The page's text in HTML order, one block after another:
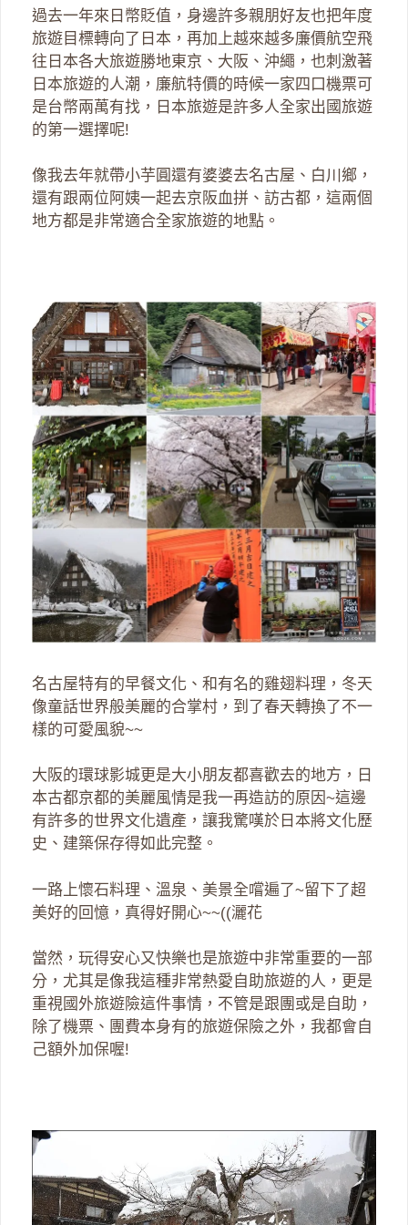
過去一年來日幣貶值，身邊許多親朋好友也把年度
旅遊目標轉向了日本，再加上越來越多廉價航空飛
往日本各大旅遊勝地東京、大阪、沖繩，也刺激著
日本旅遊的人潮，廉航特價的時候一家四口機票可
是台幣兩萬有找，日本旅遊是許多人全家出國旅遊
的第一選擇呢!
像我去年就帶小芋圓還有婆婆去名古屋、白川鄉，
還有跟兩位阿姨一起去京阪血拼、訪古都，這兩個
地方都是非常適合全家旅遊的地點。
名古屋特有的早餐文化、和有名的雞翅料理，冬天
像童話世界般美麗的合掌村，到了春天轉換了不一
樣的可愛風貌~~
大阪的環球影城更是大小朋友都喜歡去的地方，日
本古都京都的美麗風情是我一再造訪的原因~這邊
有許多的世界文化遺產，讓我驚嘆於日本將文化歷
史、建築保存得如此完整。
一路上懷石料理、溫泉、美景全嚐遍了~留下了超
美好的回憶，真得好開心~~((灑花
當然，玩得安心又快樂也是旅遊中非常重要的一部
分，尤其是像我這種非常熱愛自助旅遊的人，更是
重視國外旅遊險這件事情，不管是跟團或是自助，
除了機票、團費本身有的旅遊保險之外，我都會自
己額外加保喔!